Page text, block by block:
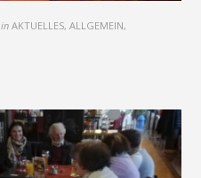
in AKTUELLES, ALLGEMEIN,